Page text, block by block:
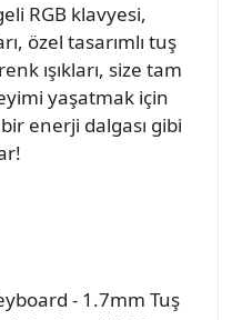
RGB klavyesi,
özel tasarımlı tuş
ışıkları, size tam
yaşatmak için
enerji dalgası gibi
- 1.7mm Tuş